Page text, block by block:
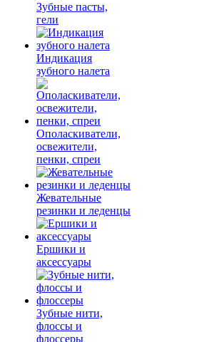
Зубные пасты,
гели
Индикация
зубного налета
Ополаскиватели,
освежители,
пенки, спреи
Жевательные
резинки и леденцы
Ершики и
аксессуары
Зубные нити,
флоссы и
флоссеры